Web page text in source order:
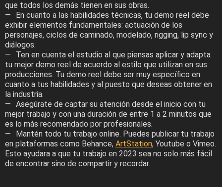
que todos los demás tienen en sus obras.
En cuanto a las habilidades técnicas, tu demo reel debe
exhibir elementos fundamentales: actuación de los
personajes, ciclos de caminado, modelado, rigging, lip sync y
diálogos.
Ten en cuenta el estudio al que piensas aplicar y adapta
tu mejor demo reel de acuerdo al estilo que utilizan en sus
producciones. Tu demo reel debe ser muy específico en
cuanto a tus habilidades y al puesto que deseas obtener en
la industria.
Asegúrate de captar su atención desde el inicio con tu
mejor trabajo y con una duración de entre 1 a 2 minutos que
es lo más recomendado por profesionales.
Mantén todo tu trabajo online. Puedes publicar tu trabajo
en plataformas como Behance, ArtStation, Youtube o Vimeo.
Esto ayudara a que tu trabajo en 2023 sea no solo más fácil
de encontrar sino de compartir y recordar.